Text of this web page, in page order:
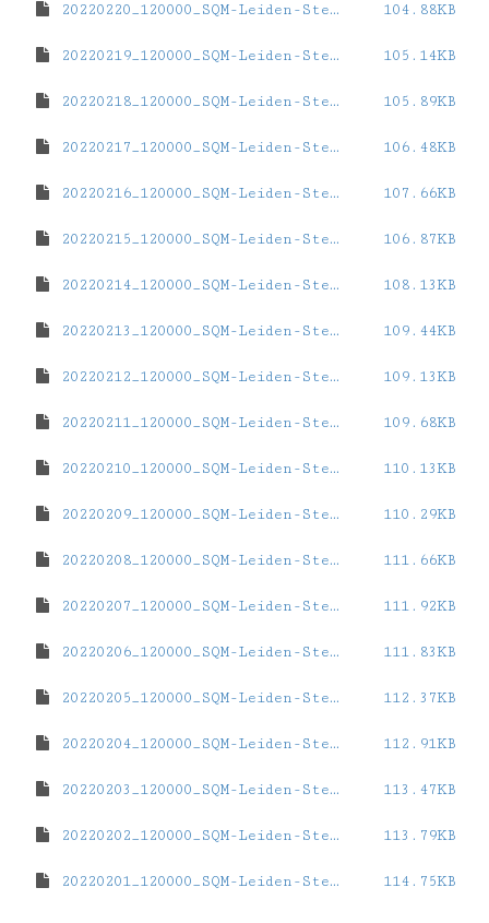
20220220_120000_SQM-Leiden-Sterrewacht.dat 104.88KB
20220219_120000_SQM-Leiden-Sterrewacht.dat 105.14KB
20220218_120000_SQM-Leiden-Sterrewacht.dat 105.89KB
20220217_120000_SQM-Leiden-Sterrewacht.dat 106.48KB
20220216_120000_SQM-Leiden-Sterrewacht.dat 107.66KB
20220215_120000_SQM-Leiden-Sterrewacht.dat 106.87KB
20220214_120000_SQM-Leiden-Sterrewacht.dat 108.13KB
20220213_120000_SQM-Leiden-Sterrewacht.dat 109.44KB
20220212_120000_SQM-Leiden-Sterrewacht.dat 109.13KB
20220211_120000_SQM-Leiden-Sterrewacht.dat 109.68KB
20220210_120000_SQM-Leiden-Sterrewacht.dat 110.13KB
20220209_120000_SQM-Leiden-Sterrewacht.dat 110.29KB
20220208_120000_SQM-Leiden-Sterrewacht.dat 111.66KB
20220207_120000_SQM-Leiden-Sterrewacht.dat 111.92KB
20220206_120000_SQM-Leiden-Sterrewacht.dat 111.83KB
20220205_120000_SQM-Leiden-Sterrewacht.dat 112.37KB
20220204_120000_SQM-Leiden-Sterrewacht.dat 112.91KB
20220203_120000_SQM-Leiden-Sterrewacht.dat 113.47KB
20220202_120000_SQM-Leiden-Sterrewacht.dat 113.79KB
20220201_120000_SQM-Leiden-Sterrewacht.dat 114.75KB